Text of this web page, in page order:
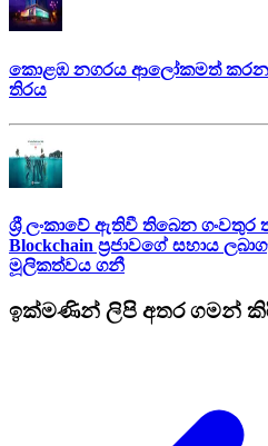
කොළඹ නගරය ආලෝකමත් කරන
තිරය
ශ්‍රී ලංකාවේ ඇතිවී තිබෙන
Blockchain ප්‍රජාවගේ සහාය
මූලිකත්වය ග​නී
ඉක්මණින් ලිපි අතර ගමන්